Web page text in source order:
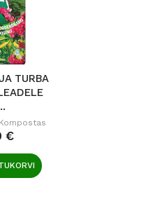
TURBA
€